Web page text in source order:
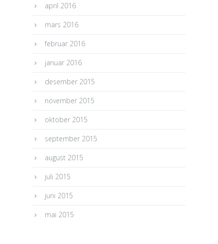
april 2016
mars 2016
februar 2016
januar 2016
desember 2015
november 2015
oktober 2015
september 2015
august 2015
juli 2015
juni 2015
mai 2015